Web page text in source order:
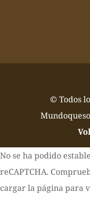
© Todos
No se ha podido
reCAPTCHA.
cargar la página para